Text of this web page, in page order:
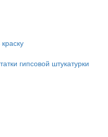
гипсовой штукатурки